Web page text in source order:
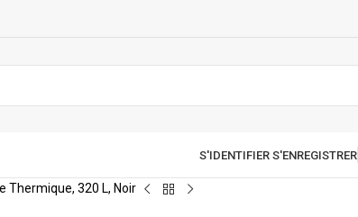
S'IDENTIFIER S'ENREGISTRER
Thermique, 320 L, Noir